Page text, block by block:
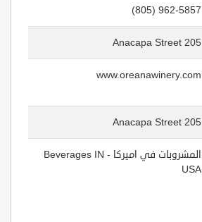
(805) 962-5857
205 Anacapa Street
www.oreanawinery.com
205 Anacapa Street
المشروبات في اميركا - Beverages IN
USA